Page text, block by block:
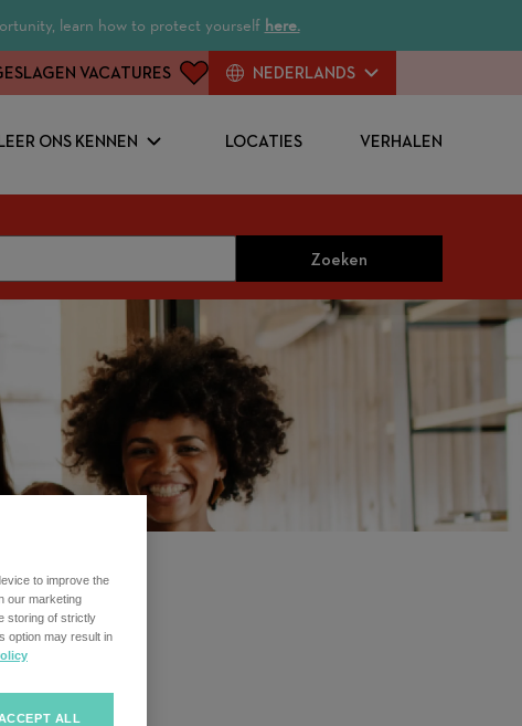
learn how to protect yourself here.
ONS KENNEN LOCATIES VERHALEN
VACATURES NEDERLANDS
Zoeken
to improve the
our marketing
storing of strictly
option may result in
ALL